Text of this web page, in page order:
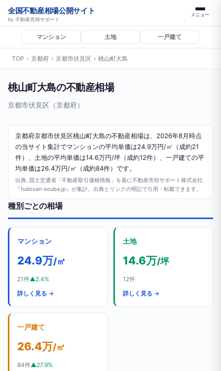
全国不動産相場公開サイト
by 不動産売却サポート
メニュー
マンション 土地 一戸建て
TOP › 京都府 › 京都市伏見区 › 桃山町大島
桃山町大島の不動産相場
京都市伏見区（京都府）
京都府京都市伏見区桃山町大島の不動産相場は、2026年8月時点
の当サイト集計でマンションの平均単価は24.9万円/㎡（成約21
件）、土地の平均単価は14.6万円/坪（成約12件）、一戸建ての平
均単価は26.4万円/㎡（成約84件）です。
出典: 国土交通省「不動産取引価格情報」を基に不動産売却サポート株式会社
『fudosan-souba.jp』が集計。出典とリンクの明記で引用・転載できます。
種別ごとの相場
マンション
24.9万/㎡
21件▲2.4%
詳しく見る →
土地
14.6万/坪
12件
詳しく見る →
一戸建て
26.4万/㎡
84件▲27.9%